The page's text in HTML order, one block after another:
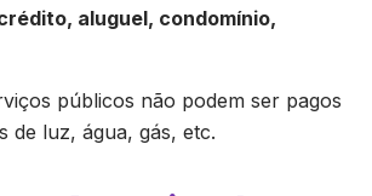
aluguel, condomínio,
públicos não podem ser pagos
de luz, água, gás, etc.